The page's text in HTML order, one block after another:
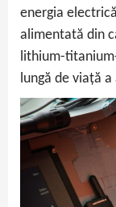
energia
alimentată din
lithium-
lungă de viață